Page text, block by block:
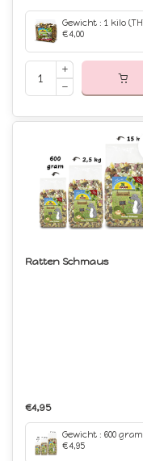
€4,00
Ratten Schmaus
€4,95
Gewicht : 600 gram
€4,95